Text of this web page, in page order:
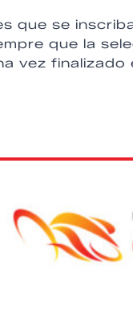
que se
que la
vez finalizado